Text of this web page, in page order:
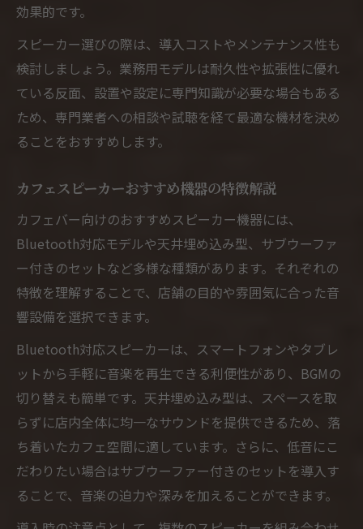
効果的です。
スピーカー選びの際は、導入コストやメンテナンス性も
検討しましょう。業務用モデルは耐久性や拡張性に優れ
ている反面、設置や設定に専門知識が必要な場合もある
ため、専門業者への相談や試聴を経て最適な機材を決め
ることをおすすめします。
カフェスピーカーおすすめ機器の特徴解説
カフェバー向けのおすすめスピーカー機器には、
Bluetooth対応モデルや天井埋め込み型、サブウーファ
ー付きのセットなど多様な種類があります。それぞれの
特徴を理解することで、店舗の目的や雰囲気に合った音
響設備を選択できます。
Bluetooth対応スピーカーは、スマートフォンやタブレ
ットから手軽に音楽を再生できる利便性があり、BGMの
切り替えも簡単です。天井埋め込み型は、スペースを取
らずに店内全体に均一なサウンドを提供できるため、落
ち着いたカフェ空間に適しています。さらに、低音にこ
だわりたい場合はサブウーファー付きのセットを導入す
ることで、音楽の迫力や深みを加えることができます。